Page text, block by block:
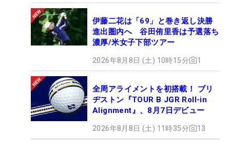
伊藤二花は「69」と巻き返し決勝
進出圏内へ 谷田侑里香は予選落ち
濃厚/米女子下部ツアー
2026年8月8日 (土) 10時15分 1
全周アライメントを初搭載！ ブリ
ヂストン『TOUR B JGR Roll-in
Alignment』、8月7日デビュー
2026年8月8日 (土) 11時35分 13